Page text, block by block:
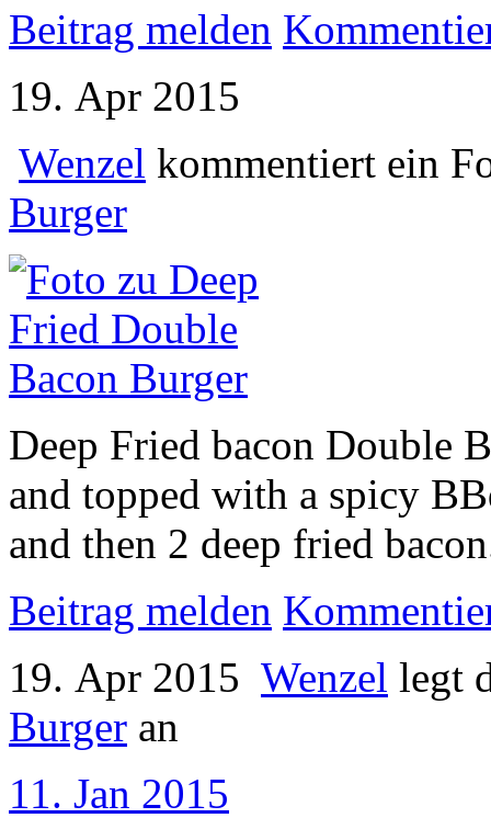
Beitrag melden
19. Apr 2015
Wenzel kommentiert ein
Burger
Deep Fried bacon Double
and topped with a spicy
and then 2 deep fried
Beitrag melden
19. Apr 2015 Wenzel legt
Burger an
11. Jan 2015